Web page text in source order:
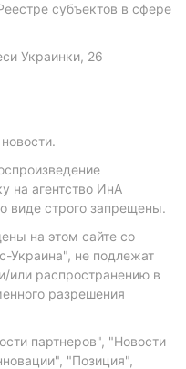
субъектов в сфере
Украинки, 26
на агентство ИнА
виде строго запрещены.
на этом сайте со
Украина", не подлежат
или распространению в
разрешения
партнеров", "Новости
"Позиция",